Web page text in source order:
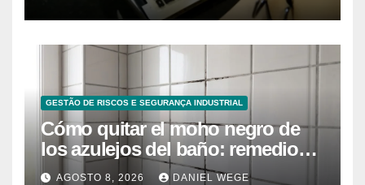
GESTÃO DE RISCOS E SEGURANÇA INDUSTRIAL
Cómo quitar el moho negro de
los azulejos del baño: remedios
caseros efectivos
AGOSTO 8, 2026 DANIEL WEGE